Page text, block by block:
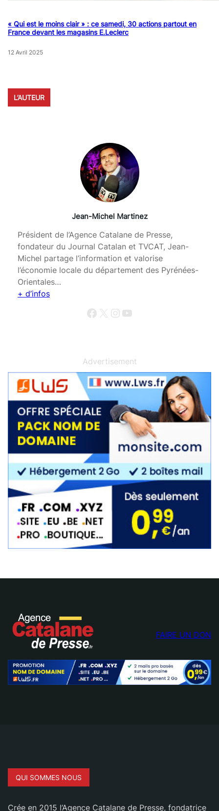
« Qui est le moins clair » : ce samedi, 30 actions partout en
France devant les magasins E.Leclerc
12 Avril 2025
L’AUTEUR
Jean-Michel Martinez
Président de l’Agence Catalane de Presse,
fondateur du Journal Catalan et TVCAT, Jean-
Michel partage l’information et valorise
l’économie locale du département des Pyrénées-
Orientales…
+ d’infos
Facebook X Instagram YouTube
Advertisement
FAIRE UN DON
QUI SOMMES NOUS
Crée en 2015 l’Agence Catalane de Presse, fondatrice